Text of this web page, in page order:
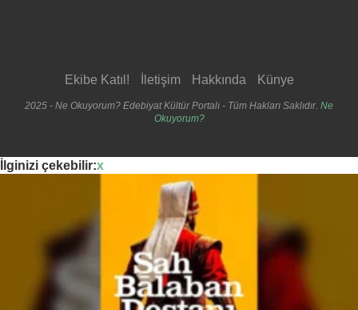
Ekibe Katıl! İletişim Hakkında Künye
2025 - Ne Okuyorum? Edebiyat Kültür Portalı - Tüm Hakları Saklıdır. Ne
Okuyorum?
İlginizi çekebilir:x